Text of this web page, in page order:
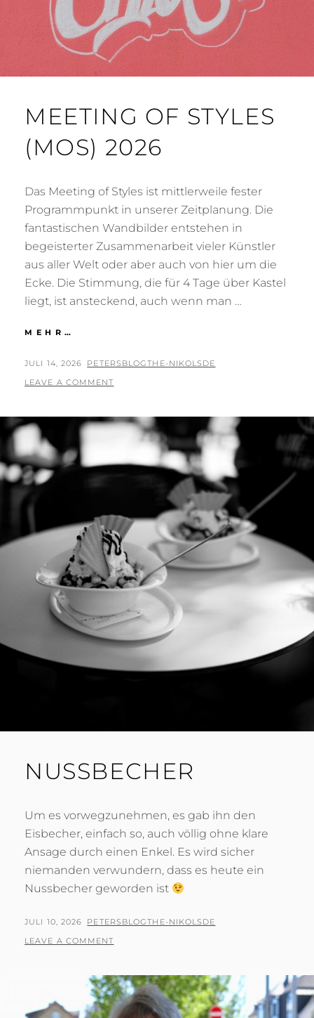
MEETING OF STYLES
(MOS) 2026
Das Meeting of Styles ist mittlerweile fester
Programmpunkt in unserer Zeitplanung. Die
fantastischen Wandbilder entstehen in
begeisterter Zusammenarbeit vieler Künstler
aus aller Welt oder aber auch von hier um die
Ecke. Die Stimmung, die für 4 Tage über Kastel
liegt, ist ansteckend, auch wenn man …
MEHR…
STYLES
2026
POSTED
ON
JULI 14, 2026 BY
PETERSBLOGTHE-NIKOLSDE
LEAVE A COMMENT
NUSSBECHER
Um es vorwegzunehmen, es gab ihn den
Eisbecher, einfach so, auch völlig ohne klare
Ansage durch einen Enkel. Es wird sicher
niemanden verwundern, dass es heute ein
Nussbecher geworden ist
POSTED
ON
JULI 10, 2026 BY
PETERSBLOGTHE-NIKOLSDE
LEAVE A COMMENT